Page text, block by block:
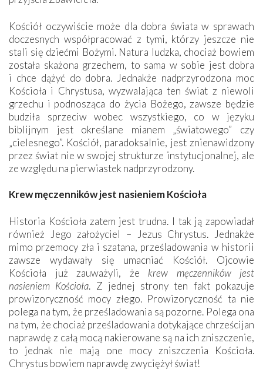
Kościół oczywiście może dla dobra świata w sprawach
doczesnych współpracować z tymi, którzy jeszcze nie
stali się dziećmi Bożymi. Natura ludzka, chociaż bowiem
została skażona grzechem, to sama w sobie jest dobra
i chce dążyć do dobra. Jednakże nadprzyrodzona moc
Kościoła i Chrystusa, wyzwalająca ten świat z niewoli
grzechu i podnosząca do życia Bożego, zawsze będzie
budziła sprzeciw wobec wszystkiego, co w języku
biblijnym jest określane mianem „światowego” czy
„cielesnego”. Kościół, paradoksalnie, jest znienawidzony
przez świat nie w swojej strukturze instytucjonalnej, ale
ze względu na pierwiastek nadprzyrodzony.
Krew męczenników jest nasieniem Kościoła
Historia Kościoła zatem jest trudna. I tak ją zapowiadał
również Jego założyciel – Jezus Chrystus. Jednakże
mimo przemocy zła i szatana, prześladowania w historii
zawsze wydawały się umacniać Kościół. Ojcowie
Kościoła już zauważyli, że krew męczenników jest
nasieniem Kościoła. Z jednej strony ten fakt pokazuje
prowizoryczność mocy złego. Prowizoryczność ta nie
polega na tym, że prześladowania są pozorne. Polega ona
na tym, że chociaż prześladowania dotykające chrześcijan
naprawdę z całą mocą nakierowane są na ich zniszczenie,
to jednak nie mają one mocy zniszczenia Kościoła.
Chrystus bowiem naprawdę zwyciężył świat!